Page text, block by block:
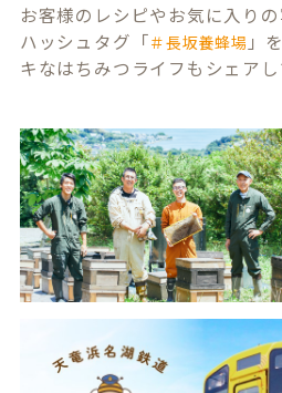
お客様のレシピやお気に入りの
ハッシュタグ「＃長坂養蜂場 」
キなはちみつライフもシェア